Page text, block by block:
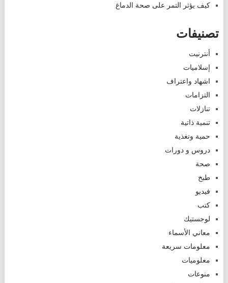
كيف يؤثر التمر على صحة الدماغ
تصنيفات
أنترنيت
إسلاميات
اشهاد واعتراف
التزامات
تنازلات
تنمية ذاتية
حمية وتغذية
دروس و دورات
صحة
طبخ
فيديو
كتب
لوجستيك
معاني الأسماء
معلومات سريعة
معلوميات
منوعات